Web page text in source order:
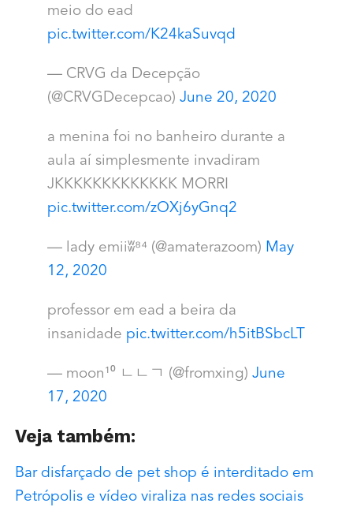
meio do ead
pic.twitter.com/K24kaSuvqd
— CRVG da Decepção
(@CRVGDecepcao) June 20, 2020
a menina foi no banheiro durante a
aula aí simplesmente invadiram
JKKKKKKKKKKKKK MORRI
pic.twitter.com/zOXj6yGnq2
— lady emiiʬ⁸⁴ (@amaterazoom) May
12, 2020
professor em ead a beira da
insanidade pic.twitter.com/h5itBSbcLT
— moon¹⁰ ㄴㄴㄱ (@fromxing) June
17, 2020
Veja também:
Bar disfarçado de pet shop é interditado em
Petrópolis e vídeo viraliza nas redes sociais